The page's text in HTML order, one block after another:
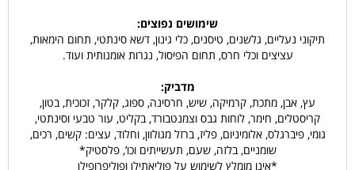
שימושים נפוצים:
תיקוני נעליים, גלשנים, טיסנים, כלי גינון, דשא סינתטי, תחום הימאות,
עציצים וכלי חרס, תחום הפיסול, נגרות אומנותית ועוד.
מדביק:
עץ, אבן, מתכת, קרמיקה, שיש, חרסינה, ספוג, קלקר, זכוכית, בטון,
קריסטלים, חימר, לוחות גבס וצמנטבורד, בקליט, עור טבעי וסינתטי,
גומי, פיברגלס, אלומיניום, פליז, ברזל מגולוון, וחלוד, עצים: קשים, רכים,
שומניים, בלזה, שעם, תעשייתים וכו’, פלסטיק*
*אינו מומלץ לשימוש על פוליאתילן ופוליפרופילן